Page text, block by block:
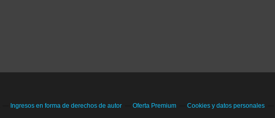
Ingresos en forma de derechos de autor Oferta Premium
Cookies y datos personales